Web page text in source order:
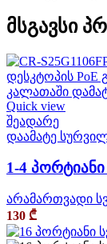
მსგავსი
კალათაში
Quick view
შეადარე
დაამატე
1-4 პორტიანი
არამართვადი
130 ₾